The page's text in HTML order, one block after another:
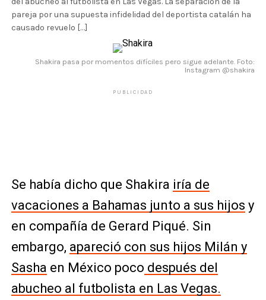
pareja por una supuesta infidelidad del deportista catalán ha
causado revuelo […]
Shakira pasa por momentos difíciles pero sigue adelante. Foto:
Instagram @shakira
PUBLICIDAD
Se había dicho que Shakira iría de
vacaciones a Bahamas junto a sus hijos y
en compañía de Gerard Piqué. Sin
embargo, apareció con sus hijos Milán y
Sasha en México poco después del
abucheo al futbolista en Las Vegas.